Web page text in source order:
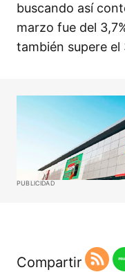
buscando así
marzo fue del
también supere el
PUBLICIDAD
Compartir